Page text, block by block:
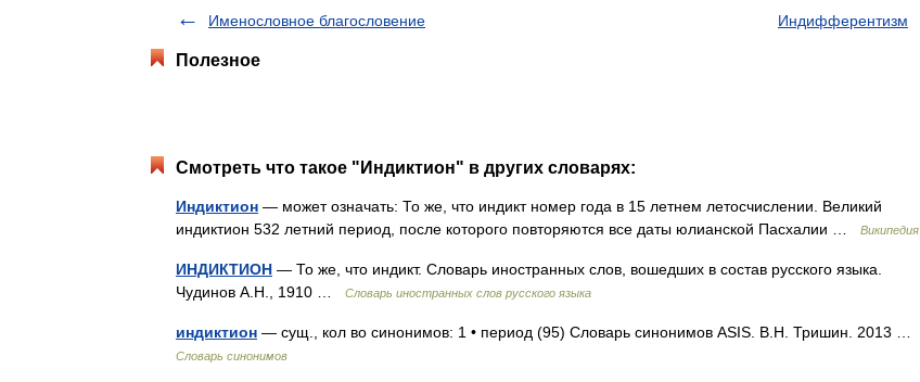
Именословное благословение
Индифферентизм
Полезное
Смотреть что такое "Индиктион" в других словарях:
Индиктион — может означать: То же, что индикт номер года в 15 летнем летосчислении. Великий
индиктион 532 летний период, после которого повторяются все даты юлианской Пасхалии …
Википедия
ИНДИКТИОН — То же, что индикт. Словарь иностранных слов, вошедших в состав русского языка.
Чудинов А.Н., 1910 …
Словарь иностранных слов русского языка
индиктион — сущ., кол во синонимов: 1 • период (95) Словарь синонимов ASIS. В.Н. Тришин. 2013 …
Словарь синонимов